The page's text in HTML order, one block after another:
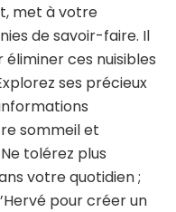
met à votre
de savoir-faire. Il
ces nuisibles
ses précieux
sommeil et
tolérez plus
votre quotidien ;
pour créer un